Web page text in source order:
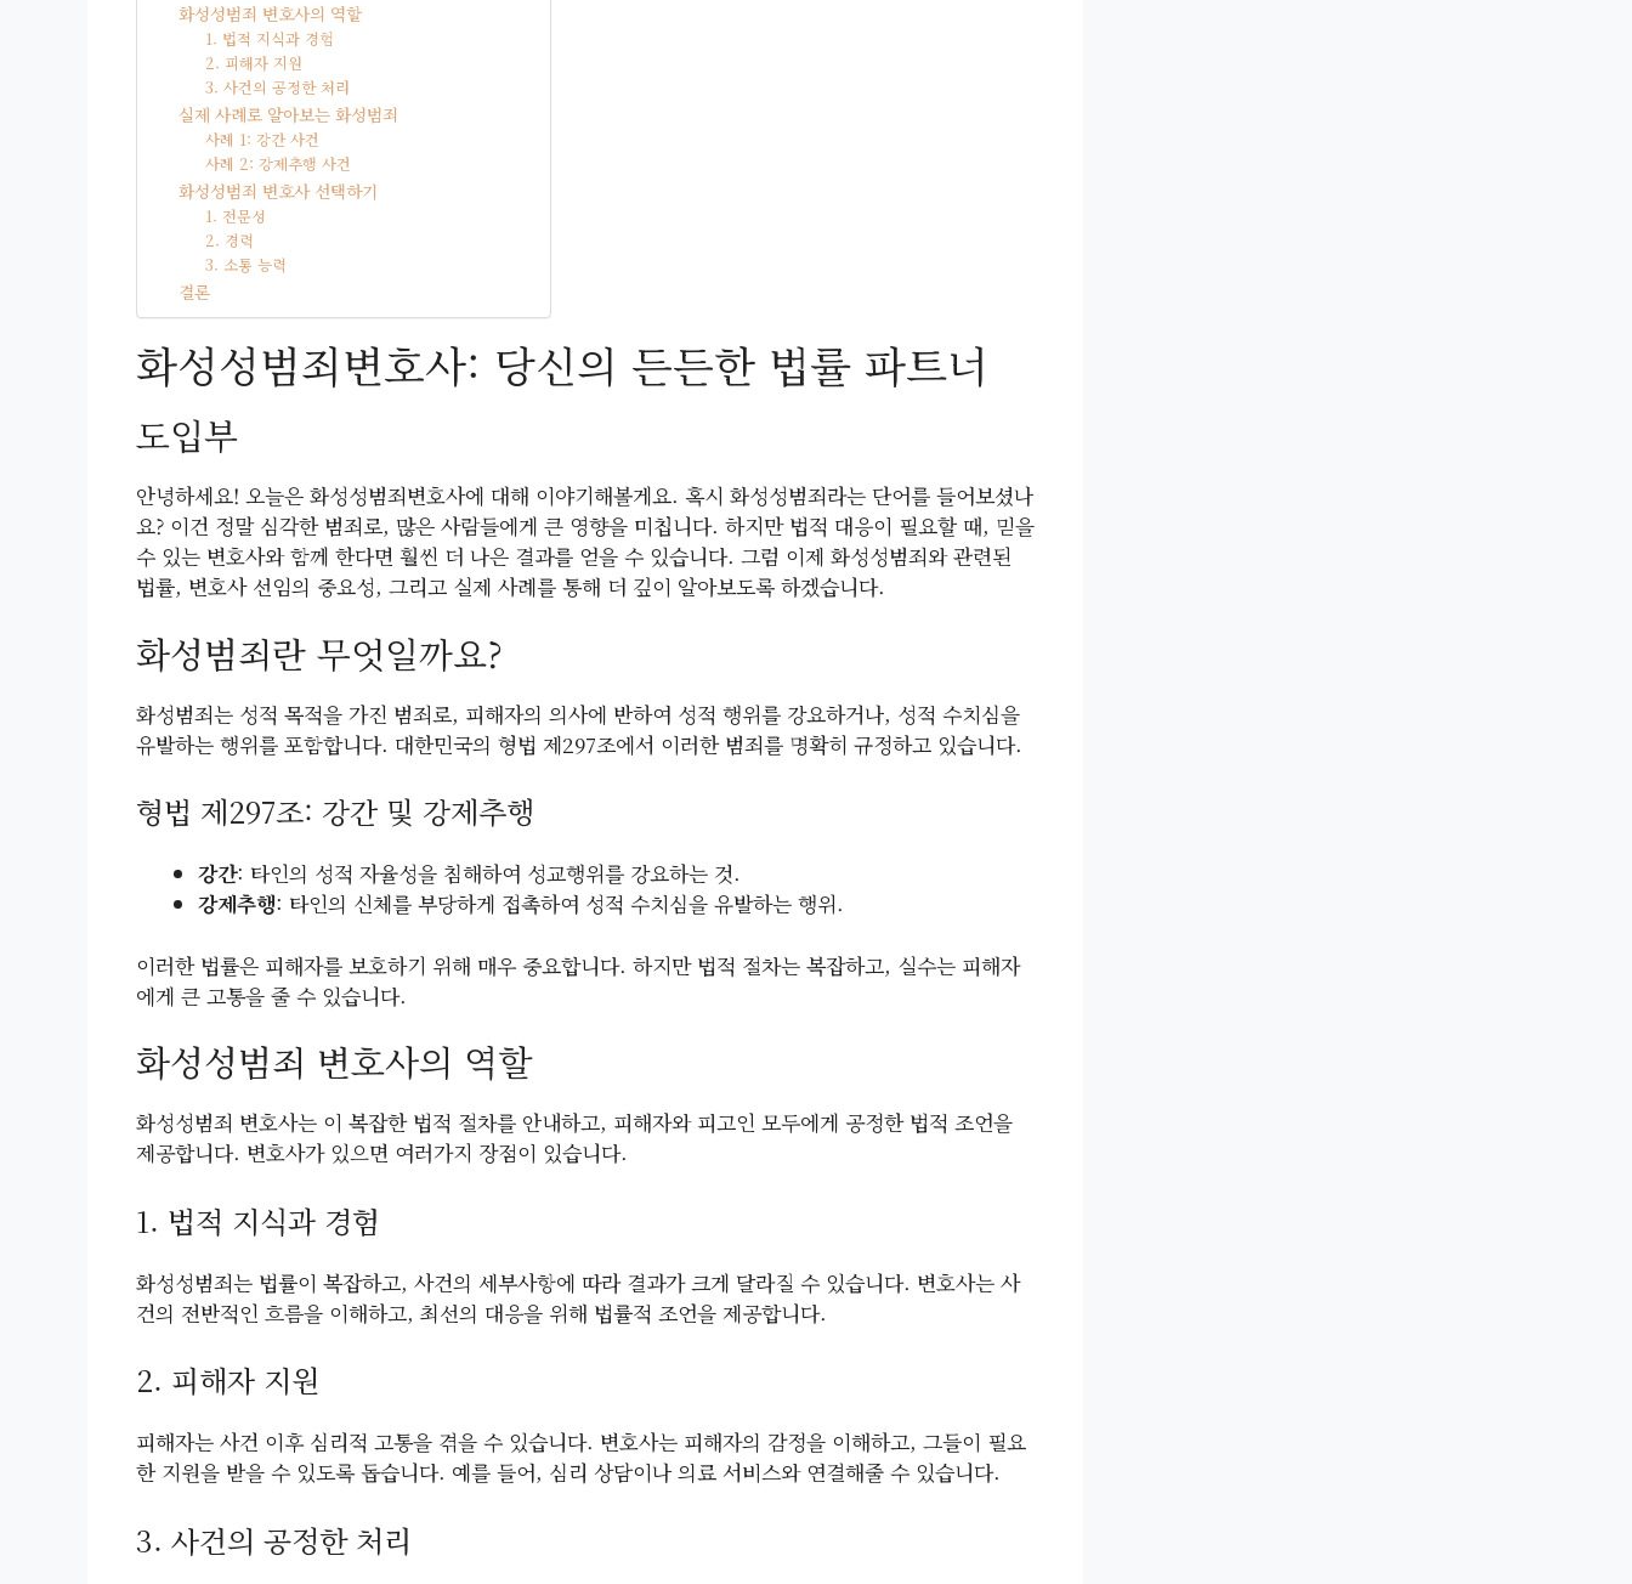
화성성범죄 변호사의 역할
1. 법적 지식과 경험
2. 피해자 지원
3. 사건의 공정한 처리
실제 사례로 알아보는 화성범죄
사례 1: 강간 사건
사례 2: 강제추행 사건
화성성범죄 변호사 선택하기
1. 전문성
2. 경력
3. 소통 능력
결론
화성성범죄변호사: 당신의 든든한 법률 파트너
도입부
안녕하세요! 오늘은 화성성범죄변호사에 대해 이야기해볼게요. 혹시 화성성범죄라는 단어를 들어보셨나
요? 이건 정말 심각한 범죄로, 많은 사람들에게 큰 영향을 미칩니다. 하지만 법적 대응이 필요할 때, 믿을
수 있는 변호사와 함께 한다면 훨씬 더 나은 결과를 얻을 수 있습니다. 그럼 이제 화성성범죄와 관련된
법률, 변호사 선임의 중요성, 그리고 실제 사례를 통해 더 깊이 알아보도록 하겠습니다.
화성범죄란 무엇일까요?
화성범죄는 성적 목적을 가진 범죄로, 피해자의 의사에 반하여 성적 행위를 강요하거나, 성적 수치심을
유발하는 행위를 포함합니다. 대한민국의 형법 제297조에서 이러한 범죄를 명확히 규정하고 있습니다.
형법 제297조: 강간 및 강제추행
강간: 타인의 성적 자율성을 침해하여 성교행위를 강요하는 것.
강제추행: 타인의 신체를 부당하게 접촉하여 성적 수치심을 유발하는 행위.
이러한 법률은 피해자를 보호하기 위해 매우 중요합니다. 하지만 법적 절차는 복잡하고, 실수는 피해자
에게 큰 고통을 줄 수 있습니다.
화성성범죄 변호사의 역할
화성성범죄 변호사는 이 복잡한 법적 절차를 안내하고, 피해자와 피고인 모두에게 공정한 법적 조언을
제공합니다. 변호사가 있으면 여러가지 장점이 있습니다.
1. 법적 지식과 경험
화성성범죄는 법률이 복잡하고, 사건의 세부사항에 따라 결과가 크게 달라질 수 있습니다. 변호사는 사
건의 전반적인 흐름을 이해하고, 최선의 대응을 위해 법률적 조언을 제공합니다.
2. 피해자 지원
피해자는 사건 이후 심리적 고통을 겪을 수 있습니다. 변호사는 피해자의 감정을 이해하고, 그들이 필요
한 지원을 받을 수 있도록 돕습니다. 예를 들어, 심리 상담이나 의료 서비스와 연결해줄 수 있습니다.
3. 사건의 공정한 처리